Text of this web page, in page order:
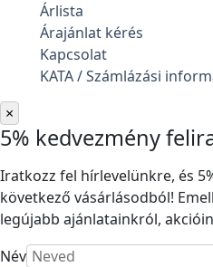
Árlista
Árajánlat kérés
Kapcsolat
KATA / Számlázási
×
5% kedvezmény
Iratkozz fel hírlevelünkre, és
következő vásárlásodból!
legújabb ajánlatainkról,
Név